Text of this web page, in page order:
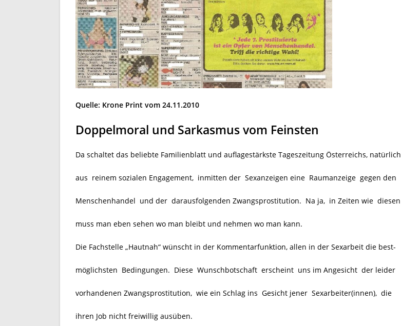
Quelle: Krone Print vom 24.11.2010
Doppelmoral und Sarkasmus vom Feinsten
Da schaltet das beliebte Familienblatt und auflagestärkste Tageszeitung Österreichs, natürlich
aus reinem sozialen Engagement, inmitten der Sexanzeigen eine Raumanzeige gegen den
Menschenhandel und der darausfolgenden Zwangsprostitution. Na ja, in Zeiten wie diesen
muss man eben sehen wo man bleibt und nehmen wo man kann.
Die Fachstelle „Hautnah“ wünscht in der Kommentarfunktion, allen in der Sexarbeit die best-
möglichsten Bedingungen. Diese Wunschbotschaft erscheint uns im Angesicht der leider
vorhandenen Zwangsprostitution, wie ein Schlag ins Gesicht jener Sexarbeiter(innen), die
ihren Job nicht freiwillig ausüben.